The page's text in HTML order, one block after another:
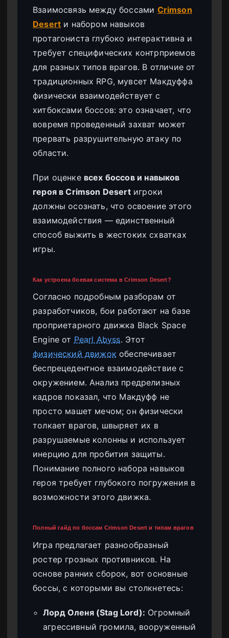
Взаимосвязь между боссами Crimson
Desert и набором навыков
протагониста глубоко интерактивна и
требует специфических контрприемов
для разных типов врагов. В отличие от
традиционных RPG, мувсет Макдуффа
физически взаимодействует с
хитбоксами боссов: это означает, что
вовремя проведенный захват может
прервать разрушительную атаку по
области.
При оценке всех боссов и навыков
героя в Crimson Desertигроки
должны осознать, что освоение этого
взаимодействия — единственный
способ выжить в жестоких схватках
игры.
Как устроена боевая система в Crimson Desert?
Согласно подробным разборам от
разработчиков, бои работают на базе
проприетарного движка Black Space
Engine от Pearl Abyss. Этот
физический движок обеспечивает
беспрецедентное взаимодействие с
окружением. Анализ предрелизных
кадров показал, что Макдуфф не
просто машет мечом; он физически
толкает врагов, швыряет их в
разрушаемые колонны и использует
инерцию для пробития защиты.
Понимание полного набора навыков
героя требует глубокого погружения в
возможности этого движка.
Полный гайд по боссам Crimson Desert и типам врагов
Игра предлагает разнообразный
ростер грозных противников. На
основе ранних сборок, вот основные
боссы, с которыми вы столкнетесь:
Лорд Оленя (Stag Lord): Огромный
агрессивный громила, вооруженный